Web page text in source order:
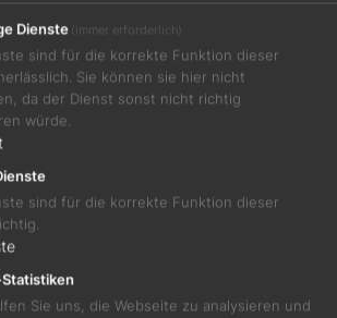
Jetzt teilen
mit Aromen von hellem Praliné,
Dienste (immer erforderlich)
sind für die korrekte Funktion dieser
Sie können sie hier nicht
da der Dienst sonst nicht richtig
würde.
sind für die korrekte Funktion dieser
Sie uns, die Webseite zu analysieren und